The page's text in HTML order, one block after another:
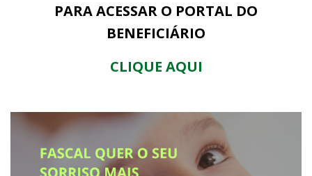
PARA ACESSAR O PORTAL DO
BENEFICIÁRIO
CLIQUE AQUI